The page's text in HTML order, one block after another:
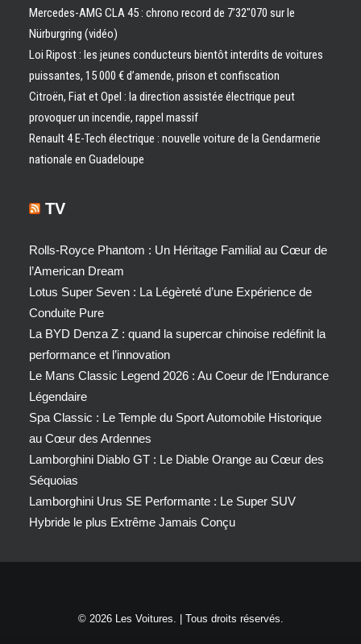
Mercedes-AMG CLA 45 : chrono record de 7’32″070 sur le
Nürburgring (vidéo)
Loi Ripost : les jeunes conducteurs bientôt interdits de voitures
puissantes, 15 000 € d’amende, prison et confiscation
Citroën, Fiat et Opel : la direction assistée électrique peut
provoquer un incendie, rappel massif
Renault 4 E-Tech électrique : nouvelle voiture de la Gendarmerie
nationale en Guadeloupe
TV
Rolls-Royce Phantom : Un Héritage Familial au Cœur de
l’American Dream
Lotus Super Seven : La Légèreté d’une Expérience de
Conduite Pure
La BYD Denza Z : quand la supercar chinoise redéfinit la
performance et l’innovation
Le Mans Classic Legend 2026 : Au Coeur de l’Endurance
Légendaire
Spa Classic : Le Temple du Sport Automobile Historique
au Cœur des Ardennes
Lamborghini Diablo GT : Le Diable Orange au Cœur des
Séquoias
Lamborghini Urus SE Performante : Le Super SUV
Hybride le plus Extrême Jamais Conçu
© 2026 Les Voitures. | Tous droits réservés.